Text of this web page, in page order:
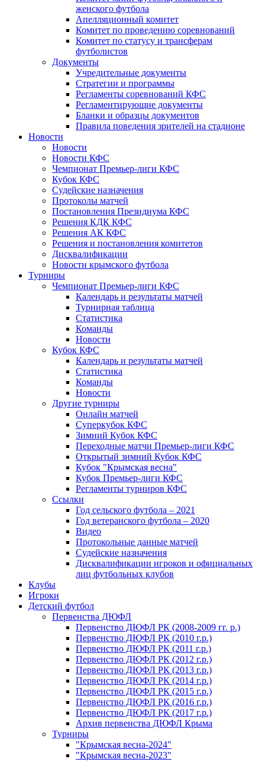
женского футбола
Апелляционный комитет
Комитет по проведению соревнований
Комитет по статусу и трансферам
футболистов
Документы
Учредительные документы
Стратегии и программы
Регламенты соревнований КФС
Регламентирующие документы
Бланки и образцы документов
Правила поведения зрителей на стадионе
Новости
Новости
Новости КФС
Чемпионат Премьер-лиги КФС
Кубок КФС
Судейские назначения
Протоколы матчей
Постановления Президиума КФС
Решения КДК КФС
Решения АК КФС
Решения и постановления комитетов
Дисквалификации
Новости крымского футбола
Турниры
Чемпионат Премьер-лиги КФС
Календарь и результаты матчей
Турнирная таблица
Статистика
Команды
Новости
Кубок КФС
Календарь и результаты матчей
Статистика
Команды
Новости
Другие турниры
Онлайн матчей
Суперкубок КФС
Зимний Кубок КФС
Переходные матчи Премьер-лиги КФС
Открытый зимний Кубок КФС
Кубок "Крымская весна"
Кубок Премьер-лиги КФС
Регламенты турниров КФС
Ссылки
Год сельского футбола – 2021
Год ветеранского футбола – 2020
Видео
Протокольные данные матчей
Судейские назначения
Дисквалификации игроков и официальных
лиц футбольных клубов
Клубы
Игроки
Детский футбол
Первенства ДЮФЛ
Первенство ДЮФЛ РК (2008-2009 гг. р.)
Первенство ДЮФЛ РК (2010 г.р.)
Первенство ДЮФЛ РК (2011 г.р.)
Первенство ДЮФЛ РК (2012 г.р.)
Первенство ДЮФЛ РК (2013 г.р.)
Первенство ДЮФЛ РК (2014 г.р.)
Первенство ДЮФЛ РК (2015 г.р.)
Первенство ДЮФЛ РК (2016 г.р.)
Первенство ДЮФЛ РК (2017 г.р.)
Архив первенства ДЮФЛ Крыма
Турниры
"Крымская весна-2024"
"Крымская весна-2023"